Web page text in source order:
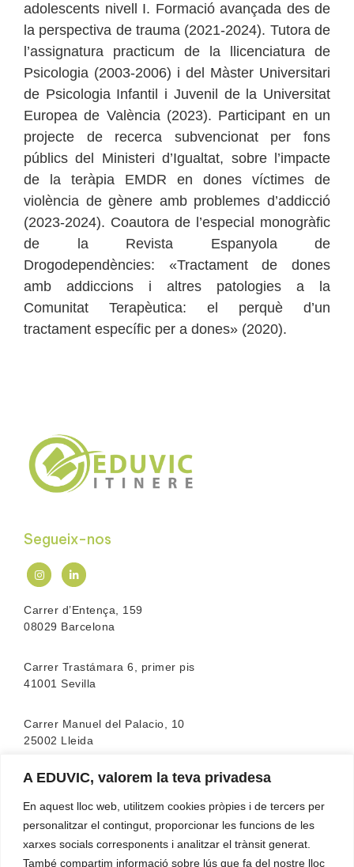
A EDUVIC, valorem la teva privadesa
En aquest lloc web, utilitzem cookies pròpies i de tercers per
personalitzar el contingut, proporcionar les funcions de les
xarxes socials corresponents i analitzar el trànsit generat.
També compartim informació sobre lús que fa del nostre lloc
adolescents nivell I. Formació avançada des de
la perspectiva de trauma (2021-2024). Tutora de
l’assignatura practicum de la llicenciatura de
Psicologia (2003-2006) i del Màster Universitari
de Psicologia Infantil i Juvenil de la Universitat
Europea de València (2023). Participant en un
projecte de recerca subvencionat per fons
públics del Ministeri d’Igualtat, sobre l’impacte
de la teràpia EMDR en dones víctimes de
violència de gènere amb problemes d’addicció
(2023-2024). Coautora de l’especial monogràfic
de la Revista Espanyola de
Drogodependències: «Tractament de dones
amb addiccions i altres patologies a la
Comunitat Terapèutica: el perquè d’un
tractament específic per a dones» (2020).
Segueix-nos
Carrer d’Entença, 159
08029 Barcelona
Carrer Trastámara 6, primer pis
41001 Sevilla
Carrer Manuel del Palacio, 10
25002 Lleida
L’escola compta amb l’acreditació de laFEATF
Familiar)